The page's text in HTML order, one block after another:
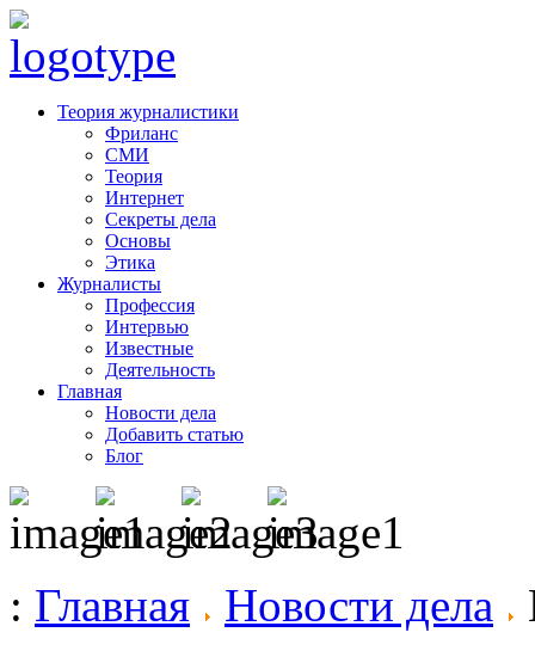
Теория журналистики
Фриланс
СМИ
Теория
Интернет
Секреты дела
Основы
Этика
Журналисты
Профессия
Интервью
Известные
Деятельность
Главная
Новости дела
Добавить статью
Блог
: Главная Новости дела